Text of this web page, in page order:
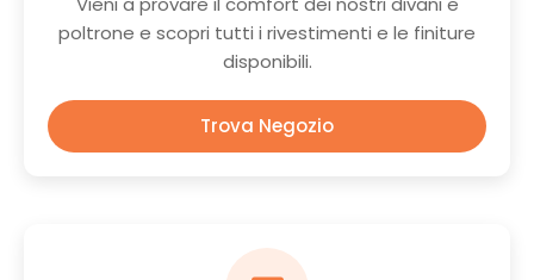
poltrone e scopri tutti i rivestimenti e le finiture
disponibili.
Trova Negozio